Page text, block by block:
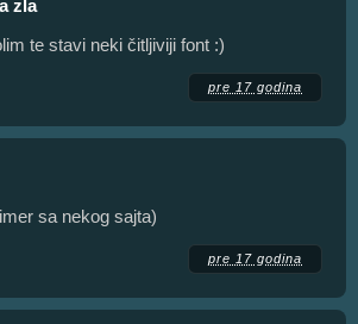
zla
te stavi neki čitljiviji font :)
pre 17 godina
sa nekog sajta)
pre 17 godina